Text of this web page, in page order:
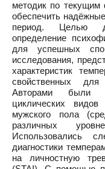
методик по текущим
обеспечить
период. Целью
определение
для успешных
исследования,
характеристик
свойственных
Авторами были
циклических
мужского пола
различных
Использовались
диагностики
на личностную